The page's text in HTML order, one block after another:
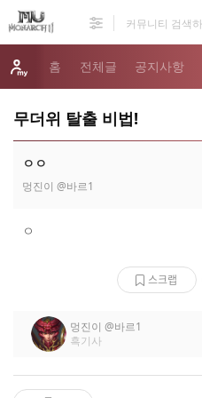
홈 전체글 공지사항
무더위 탈출 비법!
ㅇㅇ
멍진이@바르1
ㅇ
스크랩
멍진이@바르1
흑기사